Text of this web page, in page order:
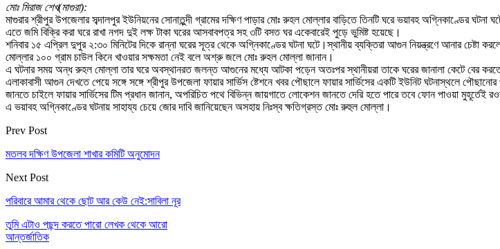
মোঃ মিরাজ শেখ(মাগুরা):
মাগুরার শ্রীপুর উপজেলার সব্দালপুর ইউনিয়নের সোনাতুন্দী গ্রামের দক্ষিণ পাড়ার মোঃ রুহল মোল্লার বাড়িতে তিনটি ঘরে ভয়াবহ অগ্নিকাণ্ডের ঘটনা
এতে জমি বিক্রি করা ঘরে রাখা নগদ দুই লক্ষ টাকা ঘরের আসবাবপত্র সহ ৩টি বসত ঘর একেবারেই পুড়ে ভুমিষ্ট হয়েছে।
শনিবার ১৫ এপ্রিল দুপুর ২:৩০ মিনিটের দিকে রান্না ঘরের সূত্র থেকে অগ্নিকাণ্ডের ঘটনা ঘটে।স্থানীয় ব্যক্তিরা আগুন নিয়ন্ত্রণে আনার
মোল্লার ১০০ গ্রাম চাউল কিনে খাওয়ার সক্ষমতা নেই বলে অশ্রু জলে মোঃ রুহল মোল্লা জানান।
এ ঘটনার সময় অন্ধ রুহল মোল্লা তার ঘরে অবস্থানরত জলন্ত আগুনের মধ্যে আটকা পড়েন অতঃপর স্থানীয়রা তাকে ঘরের জানালা কেটে বের
এলাকাবাসী আগুন দেখতে পেয়ে সঙ্গে সঙ্গে শ্রীপুর উপজেলা ফায়ার সার্ভিস ষ্টেশনে খবর পৌছালে ফায়ার সার্ভিসের একটি ইউনিট ঘটনাস্থলে
জানতে চাইলে ফায়ার সার্ভিসের টিম প্রধান জানান, অপরিচিত পথে বিভিন্ন জায়গাতে লোকেশন জানতে দেরি হতে পারে তবে ফোন পাওয়া মুহূর্তেই
এ ভয়াবহ অগ্নিকাণ্ডের ঘটনায় সাহায্য চেয়ে জোর দাবি জানিয়েছেন অসহায় নিঃস্ব ক্ষতিগ্রস্ত মোঃ রুহুল মোল্লা।
Prev Post
মতলব দক্ষিণ উপজেলা শাখার কমিটি অনুমোদন
Next Post
পরিবারে আমার থেকে ছোট আর কেউ নেই:সাবিলা নূর
তুমি এটাও পছন্দ করতে পারো লেখক থেকে আরো
আন্তর্জাতিক